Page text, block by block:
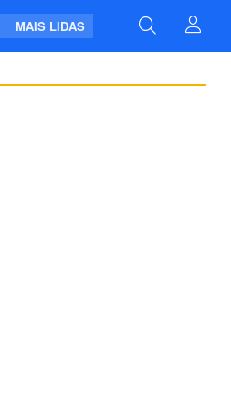
MAIS LIDAS